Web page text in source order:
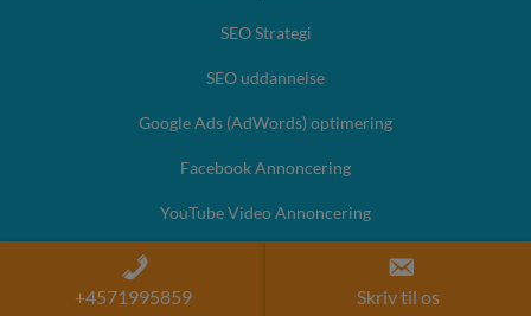
SEO Strategi
SEO uddannelse
Google Ads (AdWords) optimering
Facebook Annoncering
YouTube Video Annoncering
+4571995859 Skriv til os